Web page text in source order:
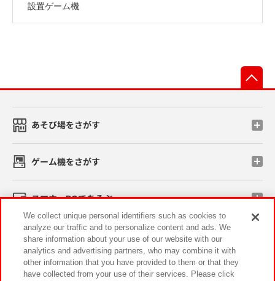
設置ゲーム機
あそび場をさがす
ゲーム機をさがす
スマホ・PCであそぶ
イベント・キャンペーン
We collect unique personal identifiers such as cookies to
analyze our traffic and to personalize content and ads. We
share information about your use of our website with our
analytics and advertising partners, who may combine it with
other information that you have provided to them or that they
have collected from your use of their services. Please click